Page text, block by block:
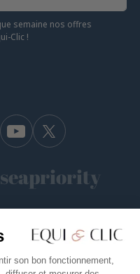
son bon fonctionnement,
semaine nos offres
Clic !
Twitter
YouTube